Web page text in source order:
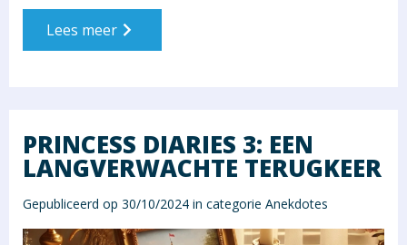
Lees meer
PRINCESS DIARIES 3: EEN
LANGVERWACHTE TERUGKEER
Gepubliceerd op 30/10/2024 in categorie Anekdotes